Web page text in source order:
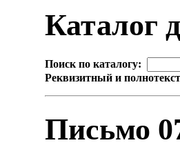
Каталог
Поиск по каталогу:
Реквизитный и
Письмо